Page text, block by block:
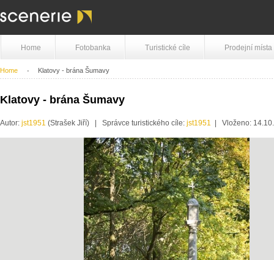
Home Fotobanka Turistické cíle Prodejní místa
Home Klatovy - brána Šumavy
Klatovy - brána Šumavy
Autor: jst1951 (Strašek Jiří) | Správce turistického cíle: jst1951 | Vloženo: